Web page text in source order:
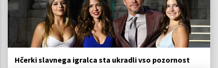
Hčerki slavnega igralca sta ukradli vso pozornost